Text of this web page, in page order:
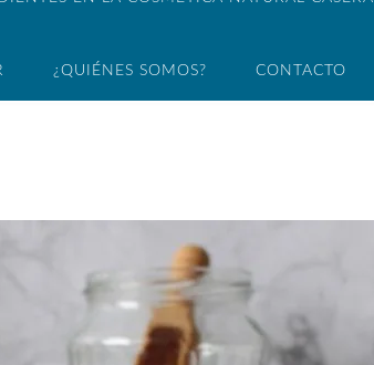
¿QUIÉNES SOMOS? CONTACTO